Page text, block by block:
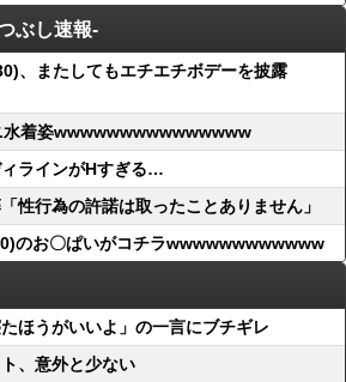
ぶし速報-
、またしてもエチエチボデーを披露
水着姿wwwwwwwwwwwwwww
ィラインがHすぎる…
性行為の許諾は取ったことありません」
のお〇ぱいがコチラwwwwwwwwwwww
ほうがいいよ」の一言にブチギレ
、意外と少ない